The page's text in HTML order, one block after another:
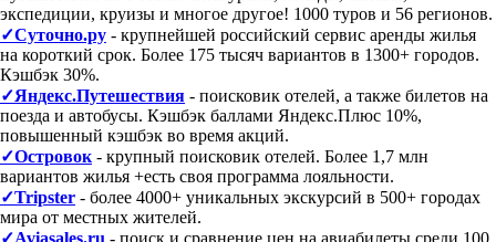
экспедиции, круизы и многое другое! 1000 туров и 56 регионов.
✓Суточно.ру - крупнейшей российский сервис аренды жилья
на короткий срок. Более 175 тысяч вариантов в 1300+ городов.
Кэшбэк 30%.
✓Яндекс.Путешествия - поисковик отелей, а также билетов на
поезда и автобусы. Кэшбэк баллами Яндекс.Плюс 10%,
повышенный кэшбэк во время акций.
✓Островок - крупный поисковик отелей. Более 1,7 млн
вариантов жилья +есть своя программа лояльности.
✓Tripster - более 4000+ уникальных экскурсий в 500+ городах
мира от местных жителей.
✓Aviasales.ru - поиск и сравнение цен на авиабилеты среди 100